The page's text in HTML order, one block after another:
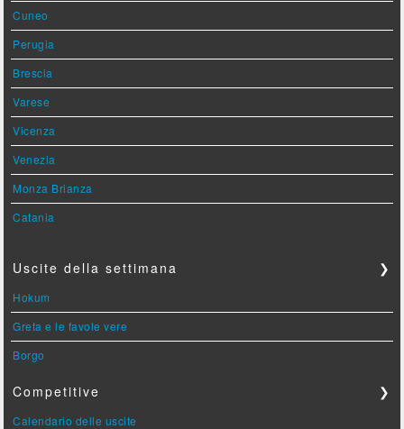
Cuneo
Perugia
Brescia
Varese
Vicenza
Venezia
Monza Brianza
Catania
Uscite della settimana ❯
Hokum
Greta e le favole vere
Borgo
Competitive ❯
Calendario delle uscite